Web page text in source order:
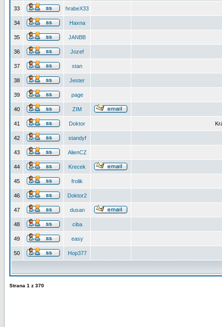
33 hrabeX33
34 Haxna
35 JANBB
36 Jozef
37 stan
38 Jester
39 page
40 ZIM
41 Doktor
42 standyf
43 AlienCZ
44 Krecek
45 frolik
46 Doktor2
47 dusan
48 ciba
49 easy
50 Hop377
Strana 1 z 370